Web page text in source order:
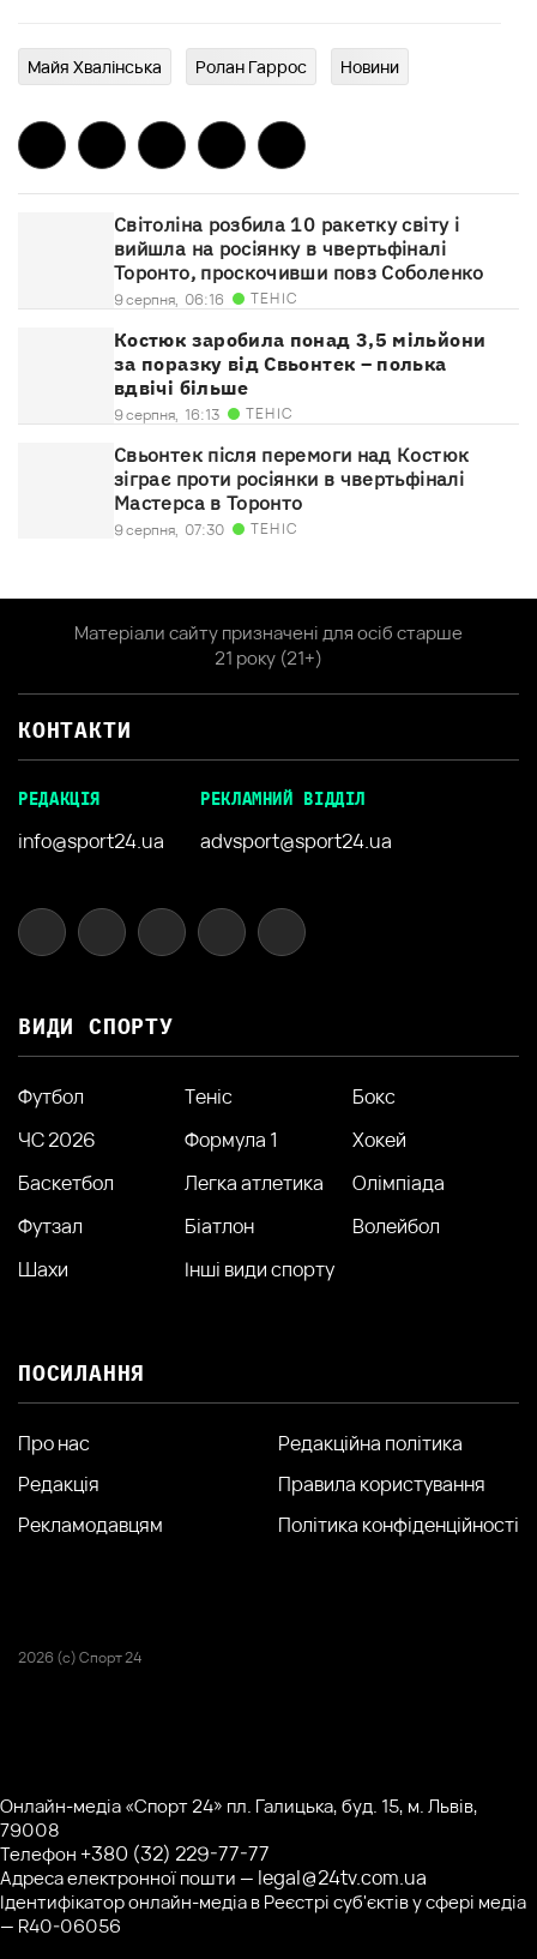
Майя Хвалінська Ролан Гаррос Новини
Світоліна розбила 10 ракетку світу і
вийшла на росіянку в чвертьфіналі
Торонто, проскочивши повз Соболенко
9 серпня, 06:16 ТЕНІС
Костюк заробила понад 3,5 мільйони
за поразку від Свьонтек – полька
вдвічі більше
9 серпня, 16:13 ТЕНІС
Свьонтек після перемоги над Костюк
зіграє проти росіянки в чвертьфіналі
Мастерса в Торонто
9 серпня, 07:30 ТЕНІС
Матеріали сайту призначені для осіб старше
21 року (21+)
КОНТАКТИ
РЕДАКЦІЯ
info@sport24.ua
РЕКЛАМНИЙ ВІДДІЛ
advsport@sport24.ua
ВИДИ СПОРТУ
Футбол Теніс
Бокс
ЧС 2026
Формула 1
Хокей
Баскетбол
Легка атлетика
Олімпіада
Футзал
Біатлон
Волейбол
Шахи
Інші види спорту
ПОСИЛАННЯ
Про нас
Редакція
Рекламодавцям
Редакційна політика
Правила користування
Політика конфіденційності
2026 (с) Спорт 24
Онлайн-медіа «Спорт 24» пл. Галицька, буд. 15, м. Львів,
79008
Телефон +380 (32) 229-77-77
Адреса електронної пошти — legal@24tv.com.ua
Ідентифікатор онлайн-медіа в Реєстрі суб'єктів у сфері медіа
— R40-06056